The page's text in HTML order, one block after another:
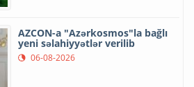
AZCON-a "Azərkosmos"la bağlı
yeni səlahiyyətlər verilib
06-08-2026